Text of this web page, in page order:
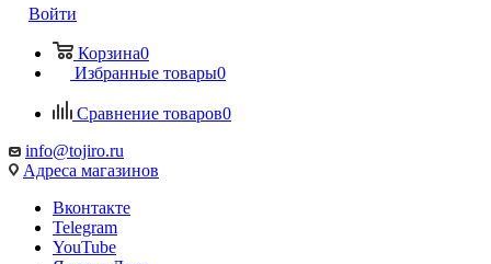
Войти
Корзина0
Избранные товары0
Сравнение товаров0
info@tojiro.ru
Адреса магазинов
Вконтакте
Telegram
YouTube